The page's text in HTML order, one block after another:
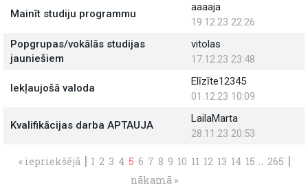
Mainīt studiju programmu
aaaaja
19.12.23 22:26
Popgrupas/vokālās studijas
jauniešiem
vitolas
17.12.23 23:48
Iekļaujošā valoda
Elīzīte12345
01.12.23 10:09
Kvalifikācijas darba APTAUJA
LailaMarta
28.11.23 20:53
« iepriekšējā | 1 2 3 4 5 6 7 8 9 10 11 12 13 14 15 .. 265 |
nākamā »